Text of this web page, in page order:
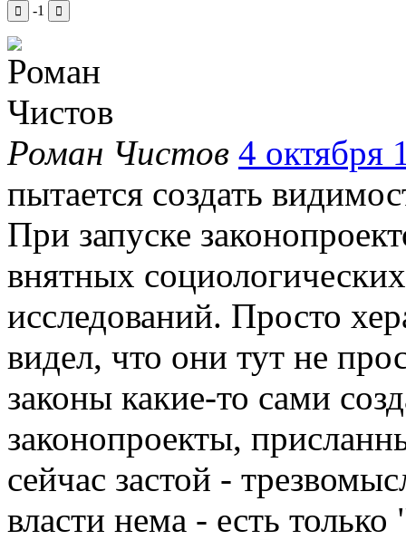
-1
Роман Чистов 4 октября
пытается создать
При запуске
внятных
исследований. Просто
видел, что они тут не
законы какие-то сами
законопроекты,
сейчас застой -
власти нема - есть